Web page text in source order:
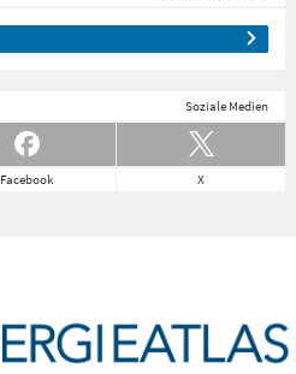
Soziale Medien
Facebook X